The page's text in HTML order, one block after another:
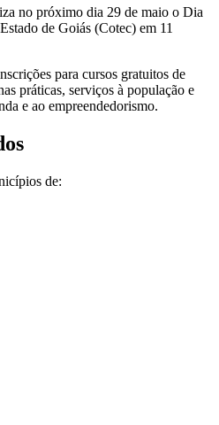
no próximo dia 29 de maio o Dia
de Goiás (Cotec) em 11
para cursos gratuitos de
práticas, serviços à população e
e ao empreendedorismo.
de: